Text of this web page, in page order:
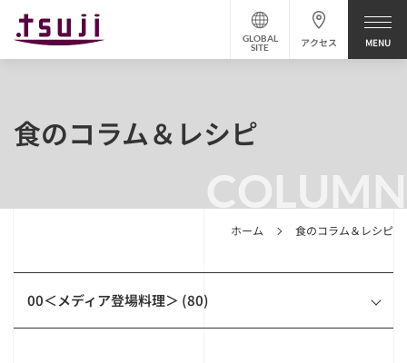
アクセス
GLOBAL
SITE
COLUMN
ホーム 食のコラム＆レシピ
食のコラム＆レシピ
00＜メディア登場料理＞ (80)